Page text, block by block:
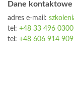
Dane kontaktowe
adres e-mail:
tel: +48 33 496 0300
tel: +48 606 914 909